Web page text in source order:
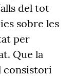
del tot
sobre les
per
Que la
consistori